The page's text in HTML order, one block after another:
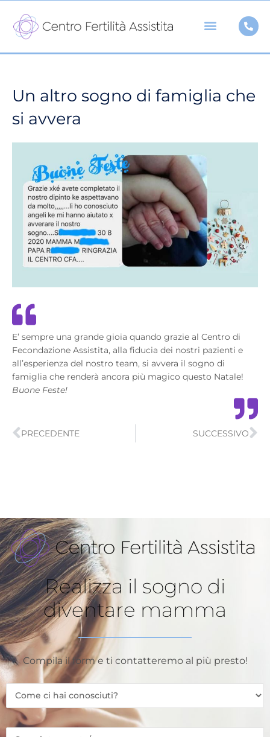
contenuto
Un altro sogno di famiglia che
si avvera
E’ sempre una grande gioia quando grazie al Centro di
Fecondazione Assistita, alla fiducia dei nostri pazienti e
all’esperienza del nostro team, si avvera il sogno di
famiglia che renderà ancora più magico questo Natale!
Buone Feste!
Precedente
PRECEDENTE SUCCESSIVO
Realizza il sogno di
diventare mamma
Compila il form e ti contatteremo al più presto!